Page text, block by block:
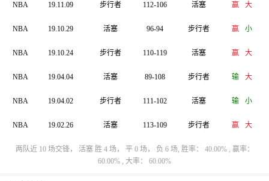
NBA 19.11.09 步行者 112-106 活塞 赢 大
NBA 19.10.29 活塞 96-94 步行者 赢 小
NBA 19.10.24 步行者 110-119 活塞 赢 大
NBA 19.04.04 活塞 89-108 步行者 输 大
NBA 19.04.02 步行者 111-102 活塞 输 小
NBA 19.02.26 活塞 113-109 步行者 赢 大
两队近 10 场交锋， 活塞 胜 4 场， 平 0 场， 负 6 场, 胜率： 40.00% , 赢率：
60.00% , 大率： 60.00%